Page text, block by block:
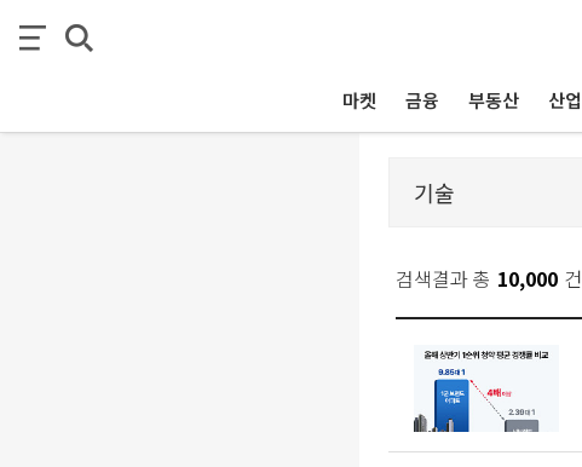
마켓 금융 부동산 산업
검색결과 총 10,000 건